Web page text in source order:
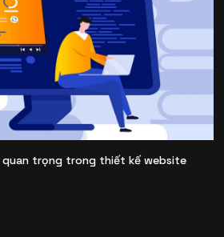
quan trọng trong thiết kế website